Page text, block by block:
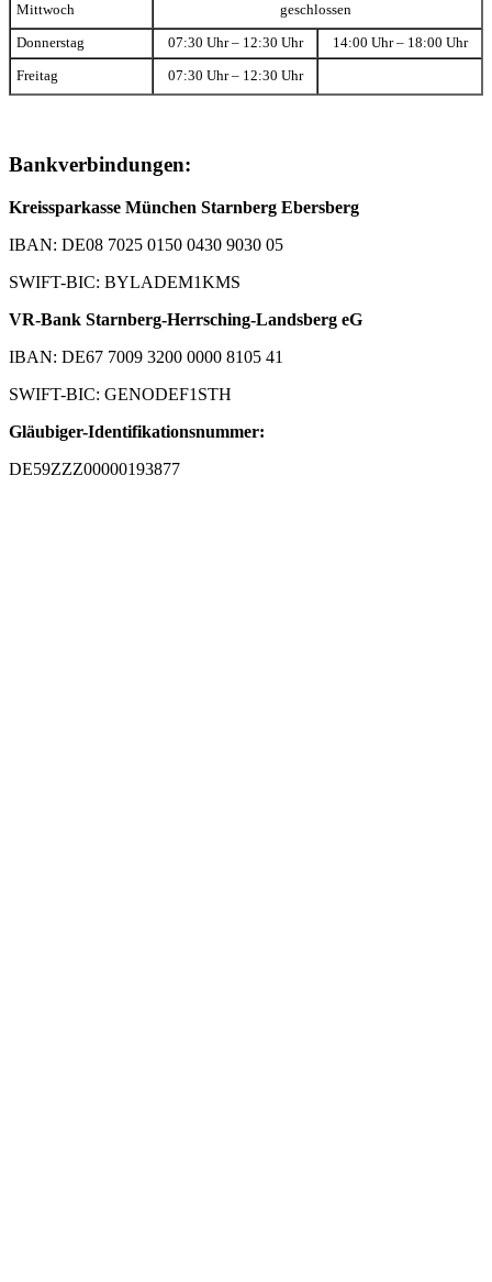
Mittwoch geschlossen
Donnerstag 07:30 Uhr – 12:30 Uhr 14:00 Uhr – 18:00 Uhr
Freitag 07:30 Uhr – 12:30 Uhr
Bankverbindungen:
Kreissparkasse München Starnberg Ebersberg
IBAN: DE08 7025 0150 0430 9030 05
SWIFT-BIC: BYLADEM1KMS
VR-Bank Starnberg-Herrsching-Landsberg eG
IBAN: DE67 7009 3200 0000 8105 41
SWIFT-BIC: GENODEF1STH
Gläubiger-Identifikationsnummer:
DE59ZZZ00000193877